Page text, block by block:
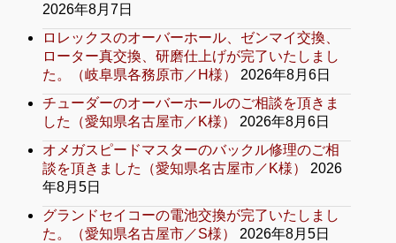
2026年8月7日
ロレックスのオーバーホール、ゼンマイ交換、
ローター真交換、研磨仕上げが完了いたしまし
た。（岐阜県各務原市／H様）
2026年8月6日
チューダーのオーバーホールのご相談を頂きま
した（愛知県名古屋市／K様）
2026年8月6日
オメガスピードマスターのバックル修理のご相
談を頂きました（愛知県名古屋市／K様）
2026
年8月5日
グランドセイコーの電池交換が完了いたしまし
た。（愛知県名古屋市／S様）
2026年8月5日